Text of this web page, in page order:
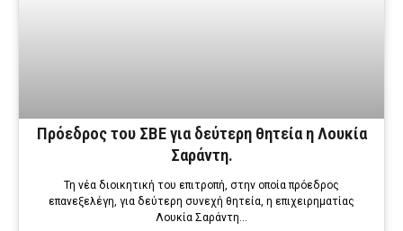
Πρόεδρος του ΣΒΕ για δεύτερη θητεία η Λουκία
Σαράντη.
Τη νέα διοικητική του επιτροπή, στην οποία πρόεδρος
επανεξελέγη, για δεύτερη συνεχή θητεία, η επιχειρηματίας
Λουκία Σαράντη…